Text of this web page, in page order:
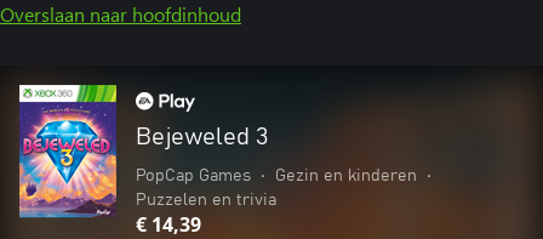
Overslaan naar hoofdinhoud
Bejeweled 3
PopCap Games • Gezin en kinderen
•
Puzzelen en trivia
€ 14,39